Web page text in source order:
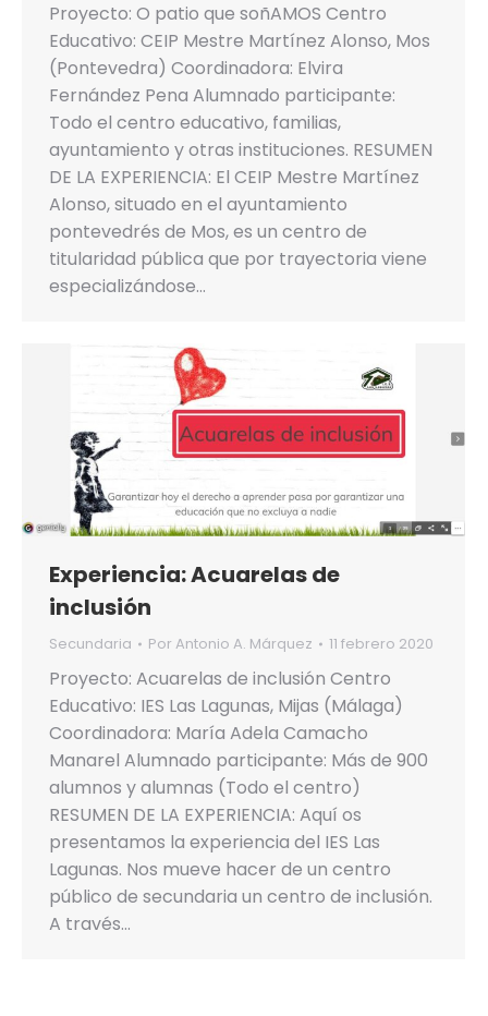
Proyecto: O patio que soñAMOS Centro
Educativo: CEIP Mestre Martínez Alonso, Mos
(Pontevedra) Coordinadora: Elvira
Fernández Pena Alumnado participante:
Todo el centro educativo, familias,
ayuntamiento y otras instituciones. RESUMEN
DE LA EXPERIENCIA: El CEIP Mestre Martínez
Alonso, situado en el ayuntamiento
pontevedrés de Mos, es un centro de
titularidad pública que por trayectoria viene
especializándose…
Experiencia: Acuarelas de
inclusión
Secundaria Por Antonio A. Márquez 11 febrero 2020
Proyecto: Acuarelas de inclusión Centro
Educativo: IES Las Lagunas, Mijas (Málaga)
Coordinadora: María Adela Camacho
Manarel Alumnado participante: Más de 900
alumnos y alumnas (Todo el centro)
RESUMEN DE LA EXPERIENCIA: Aquí os
presentamos la experiencia del IES Las
Lagunas. Nos mueve hacer de un centro
público de secundaria un centro de inclusión.
A través…